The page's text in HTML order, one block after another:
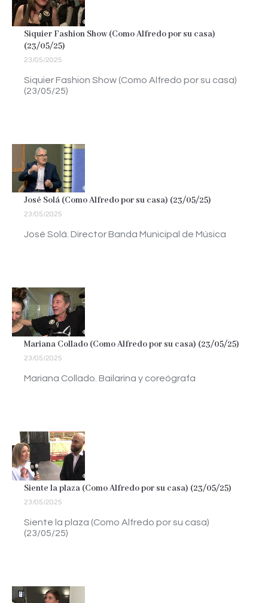
Siquier Fashion Show (Como Alfredo por su casa)
(23/05/25)
23/05/2025
Siquier Fashion Show (Como Alfredo por su casa)
(23/05/25)
José Solá (Como Alfredo por su casa) (23/05/25)
23/05/2025
José Solá. Director Banda Municipal de Música
Mariana Collado (Como Alfredo por su casa) (23/05/25)
23/05/2025
Mariana Collado. Bailarina y coreógrafa
Siente la plaza (Como Alfredo por su casa) (23/05/25)
23/05/2025
Siente la plaza (Como Alfredo por su casa)
(23/05/25)